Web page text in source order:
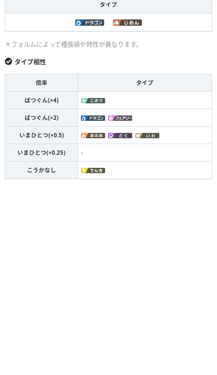
タイプ
＊フォルムによって種族値や特性が異なります。
タイプ相性
倍率 タイプ
ばつぐん(×4)
ばつぐん(×2)
いまひとつ(×0.5)
いまひとつ(×0.25) -
こうかなし